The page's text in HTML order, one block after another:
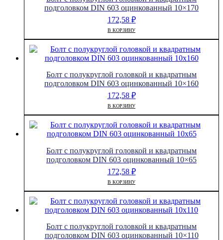
подголовком DIN 603 оцинкованный 10×170
172,58 ₽
В КОРЗИНУ
Болт с полукруглой головкой и квадратным
подголовком DIN 603 оцинкованный 10×160
172,58 ₽
В КОРЗИНУ
Болт с полукруглой головкой и квадратным
подголовком DIN 603 оцинкованный 10×65
172,58 ₽
В КОРЗИНУ
Болт с полукруглой головкой и квадратным
подголовком DIN 603 оцинкованный 10×110